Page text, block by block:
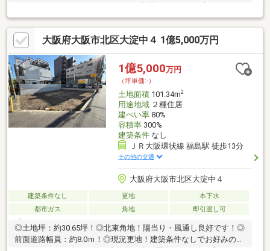
ら始めてみて下さい！LiftyHouseの専門スタッフが丁寧にサポー
トいたします。 外観デザインや間取り、設備はもちろん、お客様
のこだわりやご予算を踏まえ、ライフスタイルに合わせた理想の
マイホーム実現のために長年の経験から安心安全のお取引を目指
し、ご要望に沿ったお住まいをご提案いたします。是非一度、ご
希望の現地と一緒に弊社施工のモデルハウスを内覧してみません
か？見学ご希望の方も、まずは資料を見たいという方も、
LiftyHouseへお気軽にお問い合わせください♪
大阪府大阪市北区大淀中４ 1億5,000万円
1億5,000万円
（坪単価:-）
土地面積101.34m2
用途地域２種住居
建ぺい率80%
容積率300%
建築条件なし
ＪＲ大阪環状線 福島駅 徒歩13分
その他の交通
大阪府大阪市北区大淀中４
建築条件なし 更地
本下水
都市ガス
角地 即引渡し可
◎土地坪：約30.65坪！◎北東角地！陽当り・風通し良好です！◎
前面道路幅員：約8.0ｍ！◎現況更地！建築条件なしでお好みのハ